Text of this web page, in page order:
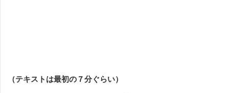
（テキストは最初の７分ぐらい）